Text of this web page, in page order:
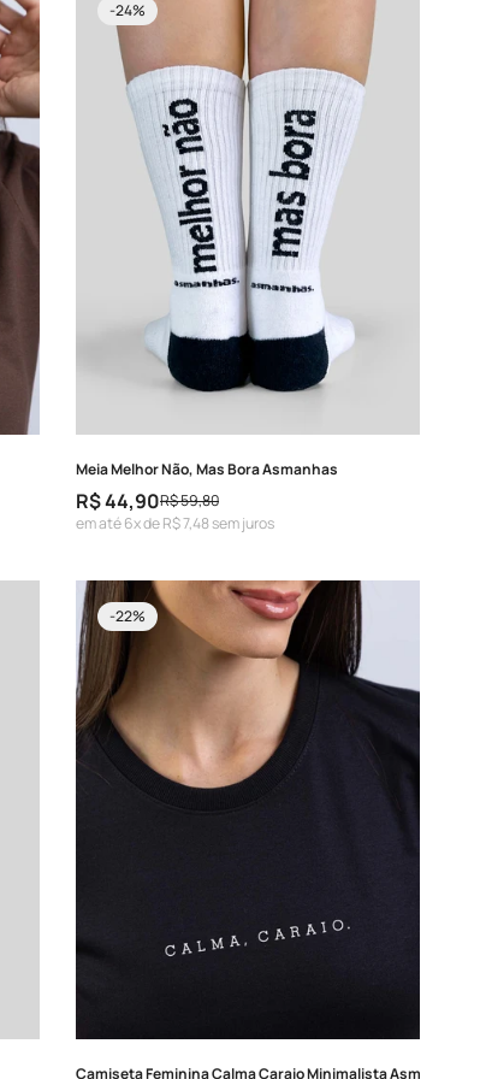
-24%
Meia Melhor Não, Mas Bora Asmanhas
Preço
de
R$ 44,90
Preço
regular
R$ 59,80
em até 6x de R$ 7,48 sem juros
-22%
Camiseta Feminina Calma Caraio Minimalista Asmanhas